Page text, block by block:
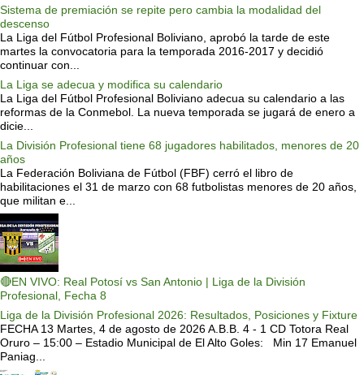
Sistema de premiación se repite pero cambia la modalidad del
descenso
La Liga del Fútbol Profesional Boliviano, aprobó la tarde de este
martes la convocatoria para la temporada 2016-2017 y decidió
continuar con...
La Liga se adecua y modifica su calendario
La Liga del Fútbol Profesional Boliviano adecua su calendario a las
reformas de la Conmebol. La nueva temporada se jugará de enero a
dicie...
La División Profesional tiene 68 jugadores habilitados, menores de 20
años
La Federación Boliviana de Fútbol (FBF) cerró el libro de
habilitaciones el 31 de marzo con 68 futbolistas menores de 20 años,
que militan e...
🔴EN VIVO: Real Potosí vs San Antonio | Liga de la División
Profesional, Fecha 8
Liga de la División Profesional 2026: Resultados, Posiciones y Fixture
FECHA 13 Martes, 4 de agosto de 2026 A.B.B. 4 - 1 CD Totora Real
Oruro – 15:00 – Estadio Municipal de El Alto Goles: Min 17 Emanuel
Paniag...